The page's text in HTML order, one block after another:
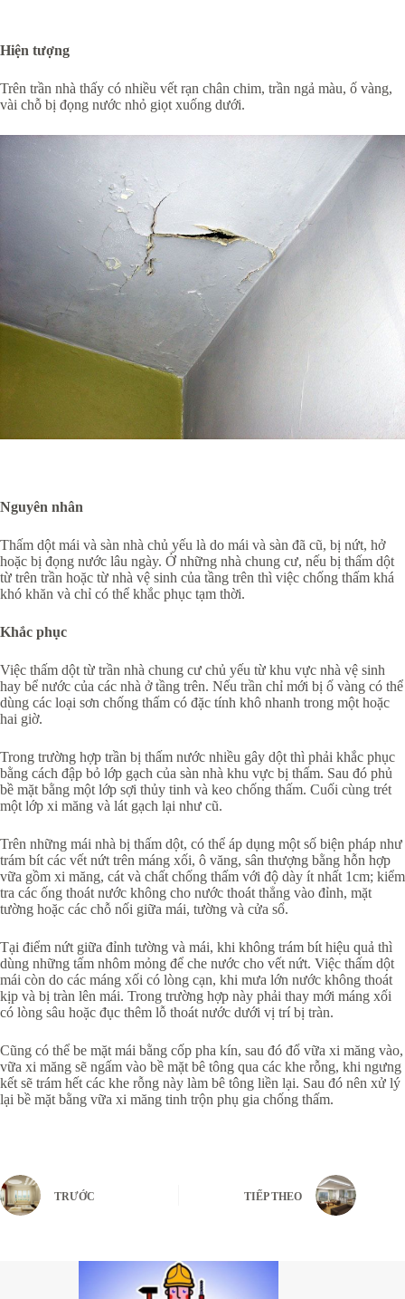
Hiện tượng
Trên trần nhà thấy có nhiều vết rạn chân chim, trần ngả màu, ố vàng,
vài chỗ bị đọng nước nhỏ giọt xuống dưới.
Nguyên nhân
Thấm dột mái và sàn nhà chủ yếu là do mái và sàn đã cũ, bị nứt, hở
hoặc bị đọng nước lâu ngày. Ở những nhà chung cư, nếu bị thấm dột
từ trên trần hoặc từ nhà vệ sinh của tầng trên thì việc chống thấm khá
khó khăn và chỉ có thể khắc phục tạm thời.
Khắc phục
Việc thấm dột từ trần nhà chung cư chủ yếu từ khu vực nhà vệ sinh
hay bể nước của các nhà ở tầng trên. Nếu trần chỉ mới bị ố vàng có thể
dùng các loại sơn chống thấm có đặc tính khô nhanh trong một hoặc
hai giờ.
Trong trường hợp trần bị thấm nước nhiều gây dột thì phải khắc phục
bằng cách đập bỏ lớp gạch của sàn nhà khu vực bị thấm. Sau đó phủ
bề mặt bằng một lớp sợi thủy tinh và keo chống thấm. Cuối cùng trét
một lớp xi măng và lát gạch lại như cũ.
Trên những mái nhà bị thấm dột, có thể áp dụng một số biện pháp như
trám bít các vết nứt trên máng xối, ô văng, sân thượng bằng hỗn hợp
vữa gồm xi măng, cát và chất chống thấm với độ dày ít nhất 1cm; kiểm
tra các ống thoát nước không cho nước thoát thẳng vào đỉnh, mặt
tường hoặc các chỗ nối giữa mái, tường và cửa sổ.
Tại điểm nứt giữa đỉnh tường và mái, khi không trám bít hiệu quả thì
dùng những tấm nhôm mỏng để che nước cho vết nứt. Việc thấm dột
mái còn do các máng xối có lòng cạn, khi mưa lớn nước không thoát
kịp và bị tràn lên mái. Trong trường hợp này phải thay mới máng xối
có lòng sâu hoặc đục thêm lỗ thoát nước dưới vị trí bị tràn.
Cũng có thể be mặt mái bằng cốp pha kín, sau đó đổ vữa xi măng vào,
vữa xi măng sẽ ngấm vào bề mặt bê tông qua các khe rỗng, khi ngưng
kết sẽ trám hết các khe rỗng này làm bê tông liền lại. Sau đó nên xử lý
lại bề mặt bằng vữa xi măng tinh trộn phụ gia chống thấm.
TRƯỚC TIẾP THEO